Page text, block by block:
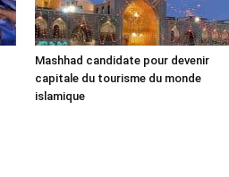
Mashhad candidate pour devenir
capitale du tourisme du monde
islamique